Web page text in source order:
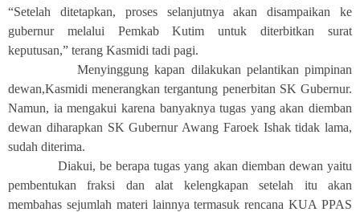
“Setelah ditetapkan, proses selanjutnya akan disampaikan ke
gubernur melalui Pemkab Kutim untuk diterbitkan surat
keputusan,” terang Kasmidi tadi pagi.
Menyinggung kapan dilakukan pelantikan pimpinan
dewan,Kasmidi menerangkan tergantung penerbitan SK Gubernur.
Namun, ia mengakui karena banyaknya tugas yang akan diemban
dewan diharapkan SK Gubernur Awang Faroek Ishak tidak lama,
sudah diterima.
Diakui, be berapa tugas yang akan diemban dewan yaitu
pembentukan fraksi dan alat kelengkapan setelah itu akan
membahas sejumlah materi lainnya termasuk rencana KUA PPAS